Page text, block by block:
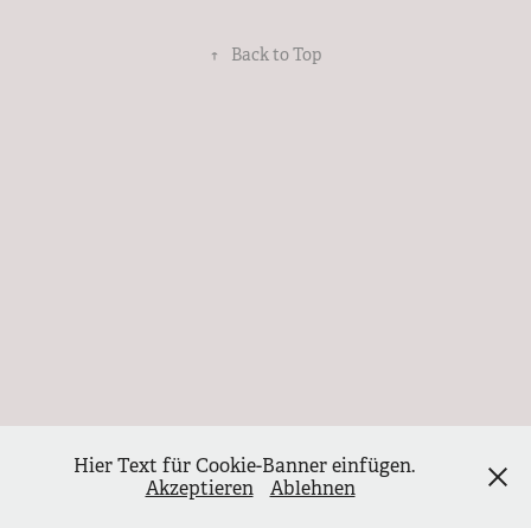
↑ Back to Top
Hier Text für Cookie-Banner einfügen.
Akzeptieren
Ablehnen